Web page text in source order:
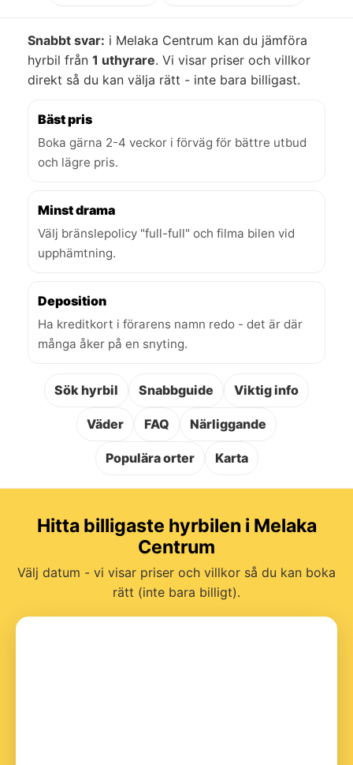
Snabbt svar: i Melaka Centrum kan du jämföra
hyrbil från 1 uthyrare. Vi visar priser och villkor
direkt så du kan välja rätt - inte bara billigast.
Bäst pris
Boka gärna 2-4 veckor i förväg för bättre utbud
och lägre pris.
Minst drama
Välj bränslepolicy "full-full" och filma bilen vid
upphämtning.
Deposition
Ha kreditkort i förarens namn redo - det är där
många åker på en snyting.
Sök hyrbil Snabbguide Viktig info
Väder FAQ Närliggande
Populära orter Karta
Hitta billigaste hyrbilen i Melaka
Centrum
Välj datum - vi visar priser och villkor så du kan boka
rätt (inte bara billigt).